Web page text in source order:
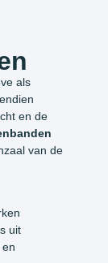
als
en de
van de
uit